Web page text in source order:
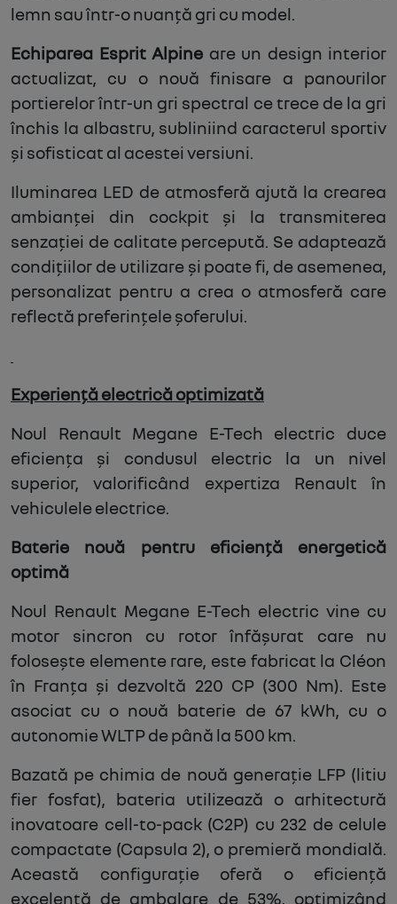
lemn sau într-o nuanță gri cu model.
Echiparea Esprit Alpine are un design interior
actualizat, cu o nouă finisare a panourilor
portierelor într-un gri spectral ce trece de la gri
închis la albastru, subliniind caracterul sportiv
și sofisticat al acestei versiuni.
Iluminarea LED de atmosferă ajută la crearea
ambianței din cockpit și la transmiterea
senzației de calitate percepută. Se adaptează
condițiilor de utilizare și poate fi, de asemenea,
personalizat pentru a crea o atmosferă care
reflectă preferințele șoferului.
Experiență electrică optimizată
Noul Renault Megane E-Tech electric duce
eficiența și condusul electric la un nivel
superior, valorificând expertiza Renault în
vehiculele electrice.
Baterie nouă pentru eficiență energetică
optimă
Noul Renault Megane E-Tech electric vine cu
motor sincron cu rotor înfășurat care nu
folosește elemente rare, este fabricat la Cléon
în Franța și dezvoltă 220 CP (300 Nm). Este
asociat cu o nouă baterie de 67 kWh, cu o
autonomie WLTP de până la 500 km.
Bazată pe chimia de nouă generație LFP (litiu
fier fosfat), bateria utilizează o arhitectură
inovatoare cell-to-pack (C2P) cu 232 de celule
compactate (Capsula 2), o premieră mondială.
Această configurație oferă o eficiență
excelentă de ambalare de 53%, optimizând